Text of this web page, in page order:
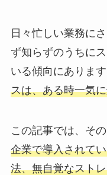
日々忙しい業務に
ず知らずのうちに
いる傾向にありま
スは、ある時一気
この記事では、そ
企業で導入されて
法、無自覚なスト